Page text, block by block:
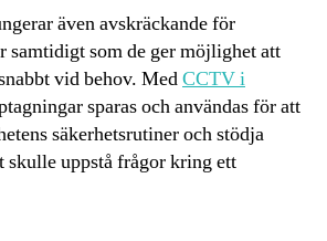
även avskräckande för
samtidigt som de ger möjlighet att
vid behov. MedCCTV i
sparas och användas för att
säkerhetsrutiner och stödja
skulle uppstå frågor kring ett